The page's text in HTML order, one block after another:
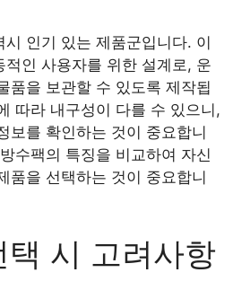
시 인기 있는 제품군입니다. 이
적인 사용자를 위한 설계로, 운
품을 보관할 수 있도록 제작됩
따라 내구성이 다를 수 있으니,
보를 확인하는 것이 중요합니
수팩의 특징을 비교하여 자신
품을 선택하는 것이 중요합니
택 시 고려사항